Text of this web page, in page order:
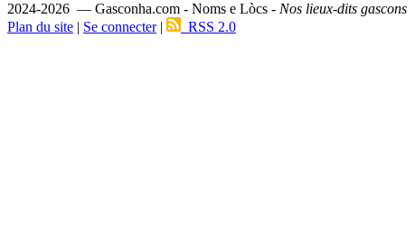
2024-2026 — Gasconha.com - Noms e Lòcs - Nos lieux-dits gascons
Plan du site | Se connecter| RSS 2.0